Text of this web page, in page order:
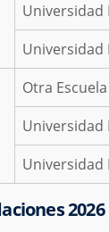
Universidad
Otra
Universidad
2026